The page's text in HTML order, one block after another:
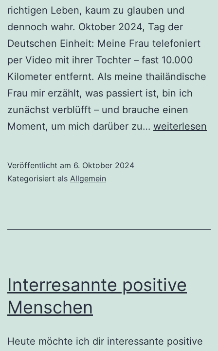
richtigen Leben, kaum zu glauben und
dennoch wahr. Oktober 2024, Tag der
Deutschen Einheit: Meine Frau telefoniert
per Video mit ihrer Tochter – fast 10.000
Kilometer entfernt. Als meine thailändische
Frau mir erzählt, was passiert ist, bin ich
zunächst verblüfft – und brauche einen
Moment, um mich darüber zu… Wenn
weiterlesen
Veröffentlicht am 6. Oktober 2024
Kategorisiert als Allgemein
Interresannte positive
Menschen
Heute möchte ich dir interessante positive